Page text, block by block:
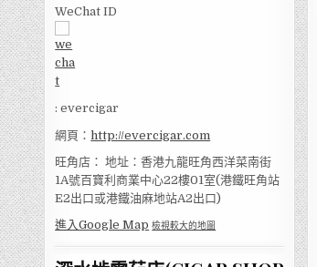
WeChat ID
: evercigar
網頁：http://evercigar.com
旺角店： 地址：香港九龍旺角西洋菜南街
1A號百寶利商業中心22樓01室(港鐵旺角站
E2出口或港鐵油麻地站A2出口)
進入Google Map 檢視較大的地圖